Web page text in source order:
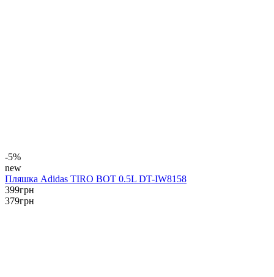
-5%
new
Пляшка Adidas TIRO BOT 0.5L DT-IW8158
399грн
379грн